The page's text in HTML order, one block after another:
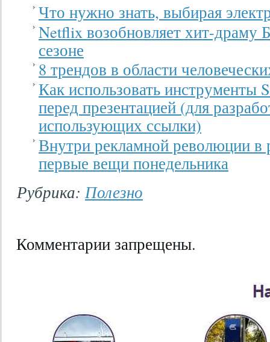
Что нужно знать, выбирая
Netflix возобновляет хит-драму
сезоне
8 трендов в области
Как использовать инструменты
перед презентацией (для
использующих ссылки)
Внутри рекламной революции в
первые вещи понедельника
Рубрика:Полезно
Комментарии запрещены.